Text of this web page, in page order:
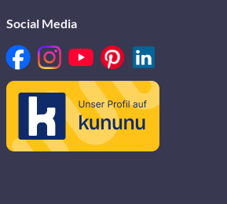
Social Media